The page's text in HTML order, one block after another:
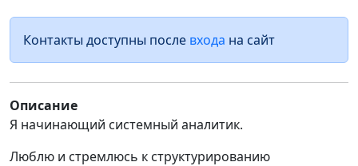
Контакты доступны после входа на сайт
Описание
Я начинающий системный аналитик.
Люблю и стремлюсь к структурированию